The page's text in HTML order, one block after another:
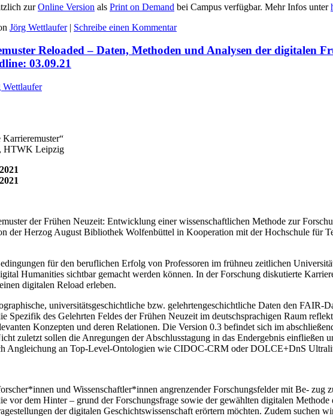
zurOnline Version als Print on Demand bei Campus verfügbar. Mehr Infos unter
Jörg Wettlaufer | Schreibe einen Kommentar
Reloaded – Daten, Methoden und Analysen der digitalen
03.09.21
Wettlaufer
Karrieremuster“
HTWK Leipzig
der Frühen Neuzeit: Entwicklung einer wissenschaftlichen Methode zur
der Herzog August Bibliothek Wolfenbüttel in Kooperation mit der Hochschule für
für den beruflichen Erfolg von Professoren im frühneu zeitlichen
Humanities sichtbar gemacht werden können. In der Forschung diskutierte
digitalen Reload erleben.
universitätsgeschichtliche bzw. gelehrtengeschichtliche Daten den FAIR-
Spezifik des Gelehrten Feldes der Frühen Neuzeit im deutschsprachigen Raum
Konzepten und deren Relationen. Die Version 0.3 befindet sich im
zuletzt sollen die Anregungen der Abschlusstagung in das Endergebnis einfließen
Angleichung an Top-Level-Ontologien wie CIDOC-CRM oder DOLCE+DnS
und Wissenschaftler*innen angrenzender Forschungsfelder mit Be-
vor dem Hinter – grund der Forschungsfrage sowie der gewählten digitalen
der digitalen Geschichtswissenschaft erörtern möchten. Zudem